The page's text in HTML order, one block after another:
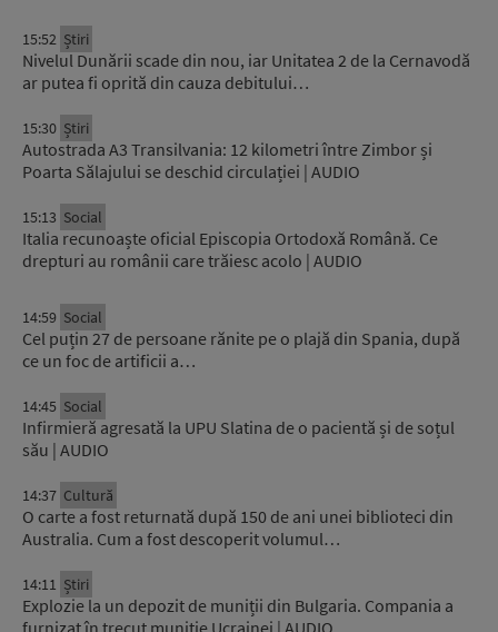
15:52 Știri
Nivelul Dunării scade din nou, iar Unitatea 2 de la Cernavodă
ar putea fi oprită din cauza debitului…
15:30 Știri
Autostrada A3 Transilvania: 12 kilometri între Zimbor și
Poarta Sălajului se deschid circulației | AUDIO
15:13 Social
Italia recunoaște oficial Episcopia Ortodoxă Română. Ce
drepturi au românii care trăiesc acolo | AUDIO
14:59 Social
Cel puțin 27 de persoane rănite pe o plajă din Spania, după
ce un foc de artificii a…
14:45 Social
Infirmieră agresată la UPU Slatina de o pacientă și de soțul
său | AUDIO
14:37 Cultură
O carte a fost returnată după 150 de ani unei biblioteci din
Australia. Cum a fost descoperit volumul…
14:11 Știri
Explozie la un depozit de muniții din Bulgaria. Compania a
furnizat în trecut muniție Ucrainei | AUDIO